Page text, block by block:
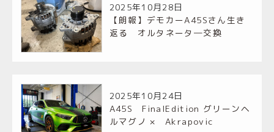
2025年10月28日
【朗報】デモカーA45Sさん生き
返る オルタネータ―交換
2025年10月24日
A45S FinalEdition グリーンヘ
ルマグノ × Akrapovic